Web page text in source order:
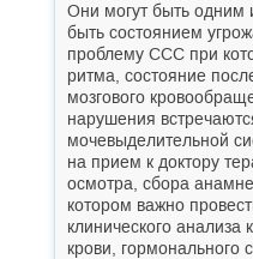
Они могут быть одним
быть состоянием
проблему ССС при
ритма, состояние
мозгового
нарушения
мочевыделительной
на прием к доктору
осмотра, сбора
котором важно
клинического анализа
крови, гормонального